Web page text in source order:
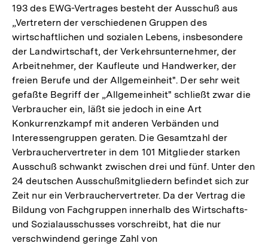
193 des EWG-Vertrages besteht der Ausschuß aus
„Vertretern der verschiedenen Gruppen des
wirtschaftlichen und sozialen Lebens, insbesondere
der Landwirtschaft, der Verkehrsunternehmer, der
Arbeitnehmer, der Kaufleute und Handwerker, der
freien Berufe und der Allgemeinheit". Der sehr weit
gefaßte Begriff der „Allgemeinheit" schließt zwar die
Verbraucher ein, läßt sie jedoch in eine Art
Konkurrenzkampf mit anderen Verbänden und
Interessengruppen geraten. Die Gesamtzahl der
Verbrauchervertreter in dem 101 Mitglieder starken
Ausschuß schwankt zwischen drei und fünf. Unter den
24 deutschen Ausschußmitgliedern befindet sich zur
Zeit nur ein Verbrauchervertreter. Da der Vertrag die
Bildung von Fachgruppen innerhalb des Wirtschafts-
und Sozialausschusses vorschreibt, hat die nur
verschwindend geringe Zahl von